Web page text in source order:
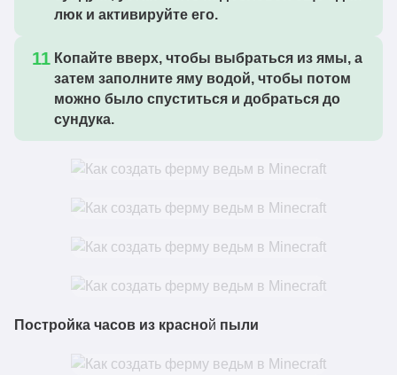
люк и активируйте его.
Копайте вверх, чтобы выбраться из ямы, а
затем заполните яму водой, чтобы потом
можно было спуститься и добраться до
сундука.
Постройка часов из красной пыли